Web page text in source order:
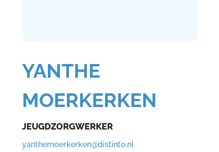
YANTHE
MOERKERKEN
JEUGDZORGWERKER
yanthemoerkerken@distinto.nl